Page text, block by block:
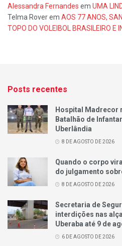
Alessandra Fernandes em UMA
Telma Roverem AOS 77 ANOS,
TOPO DO VOLEIBOL BRASILEIRO E
Posts recentes
Hospital Madrecor
Batalhão de
Uberlândia
8 DE AGOSTO DE 2026
Quando o corpo
do julgamento
8 DE AGOSTO DE 2026
Secretaria de
interdições nas
Uberaba até 9 de
6 DE AGOSTO DE 2026